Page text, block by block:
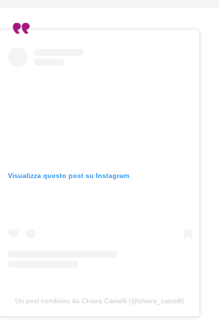
Visualizza questo post su Instagram
Un post condiviso da Chiara Cainelli (@chiara_cainelli)